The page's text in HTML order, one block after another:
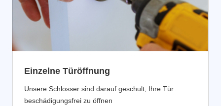
Einzelne Türöffnung
Unsere Schlosser sind darauf geschult, Ihre Tür
beschädigungsfrei zu öffnen